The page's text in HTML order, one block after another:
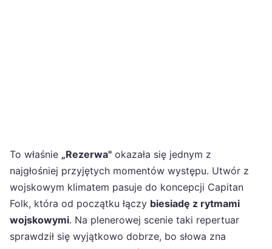
To właśnie „Rezerwa" okazała się jednym z
najgłośniej przyjętych momentów występu. Utwór z
wojskowym klimatem pasuje do koncepcji Capitan
Folk, która od początku łączy biesiadę z rytmami
wojskowymi. Na plenerowej scenie taki repertuar
sprawdził się wyjątkowo dobrze, bo słowa zna